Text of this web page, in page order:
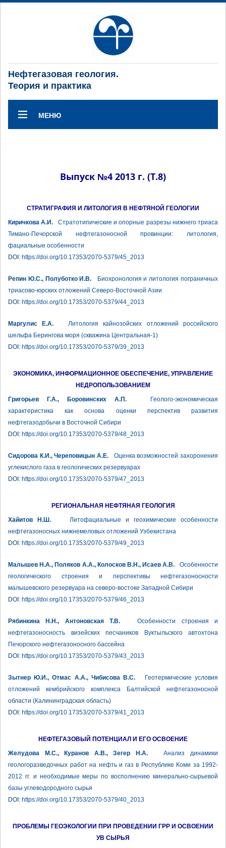
Нефтегазовая геология.
Теория и практика
МЕНЮ
Выпуск №4 2013 г. (Т.8)
СТРАТИГРАФИЯ И ЛИТОЛОГИЯ В НЕФТЯНОЙ ГЕОЛОГИИ
Киричкова А.И. Стратотипические и опорные разрезы нижнего триаса
Тимано-Печорской нефтегазоносной провинции: литология,
фациальные особенности
DOI: https://doi.org/10.17353/2070-5379/45_2013
Репин Ю.С., Полуботко И.В. Биохронология и литология пограничных
триасово-юрских отложений Северо-Восточной Азии
DOI: https://doi.org/10.17353/2070-5379/44_2013
Маргулис Е.А. Литология кайнозойских отложений российского
шельфа Берингова моря (скважина Центральная-1)
DOI: https://doi.org/10.17353/2070-5379/39_2013
ЭКОНОМИКА, ИНФОРМАЦИОННОЕ ОБЕСПЕЧЕНИЕ, УПРАВЛЕНИЕ
НЕДРОПОЛЬЗОВАНИЕМ
Григорьев Г.А., Боровинских А.П.Геолого-экономическая
характеристика как основа оценки перспектив развития
нефтегазодобычи в Восточной Сибири
DOI: https://doi.org/10.17353/2070-5379/48_2013
Сидорова К.И., Череповицын А.Е.Оценка возможностей захоронения
углекислого газа в геологических резервуарах
DOI: https://doi.org/10.17353/2070-5379/47_2013
РЕГИОНАЛЬНАЯ НЕФТЯНАЯ ГЕОЛОГИЯ
Хайитов Н.Ш.
Литофациальные и геохимические особенности
нефтегазоносных нижнемеловых отложений Узбекистана
DOI: https://doi.org/10.17353/2070-5379/49_2013
Малышев Н.А., Поляков А.А., Колосков В.Н., Исаев А.В. Особенности
геологического строения и перспективы нефтегазоносности
малышевского резервуара на северо-востоке Западной Сибири
DOI: https://doi.org/10.17353/2070-5379/46_2013
Рябинкина Н.Н., Антоновская Т.В. Особенности строения и
нефтегазоносность визейских песчаников Вуктыльского автохтона
Печорского нефтегазоносного бассейна
DOI: https://doi.org/10.17353/2070-5379/43_2013
Зытнер Ю.И., Отмас А.А., Чибисова В.С. Геотермические условия
отложений кембрийского комплекса Балтийской нефтегазоносной
области (Калининградская область)
DOI: https://doi.org/10.17353/2070-5379/41_2013
НЕФТЕГАЗОВЫЙ ПОТЕНЦИАЛ И ЕГО ОСВОЕНИЕ
Желудова М.С., Куранов А.В., Зегер Н.А.Анализ динамики
геологоразведочных работ на нефть и газ в Республике Коми за 1992-
2012 гг. и необходимые меры по восполнению минерально-сырьевой
базы углеводородного сырья
DOI: https://doi.org/10.17353/2070-5379/40_2013
ПРОБЛЕМЫ ГЕОЭКОЛОГИИ ПРИ ПРОВЕДЕНИИ ГРР И ОСВОЕНИИ
УВ СЫРЬЯ